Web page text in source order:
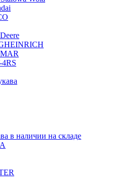
в наличии на складе